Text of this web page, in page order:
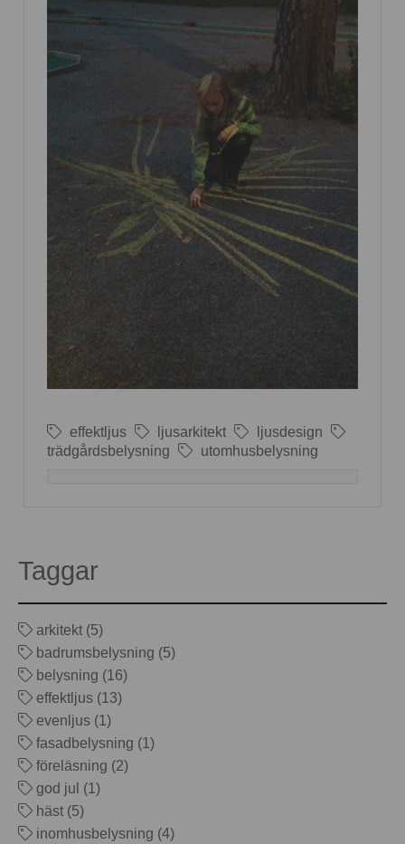
effektljus ljusarkitekt
ljusdesign
trädgårdsbelysning
utomhusbelysning
Taggar
arkitekt (5)
badrumsbelysning (5)
belysning (16)
effektljus (13)
evenljus (1)
fasadbelysning (1)
föreläsning (2)
god jul (1)
häst (5)
inomhusbelysning (4)